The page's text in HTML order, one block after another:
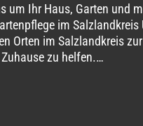
um Ihr Haus, Garten und
im Salzlandkreis
Orten im Salzlandkreis
zu helfen.…